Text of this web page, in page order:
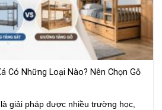
Có Những Loại Nào? Nên Chọn Gỗ
giải pháp được nhiều trường học,